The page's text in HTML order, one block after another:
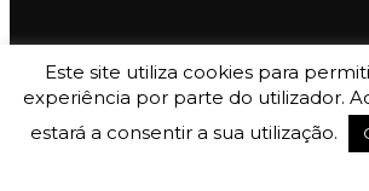
Este site utiliza cookies para
experiência por parte do utilizador.
estará a consentir a sua utilização.